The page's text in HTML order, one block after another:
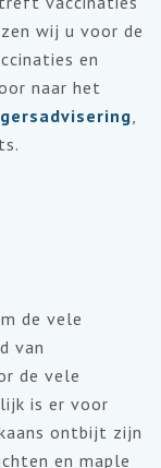
wij u voor de
en
naar het
de vele
van
de vele
is er voor
ontbijt zijn
en maple